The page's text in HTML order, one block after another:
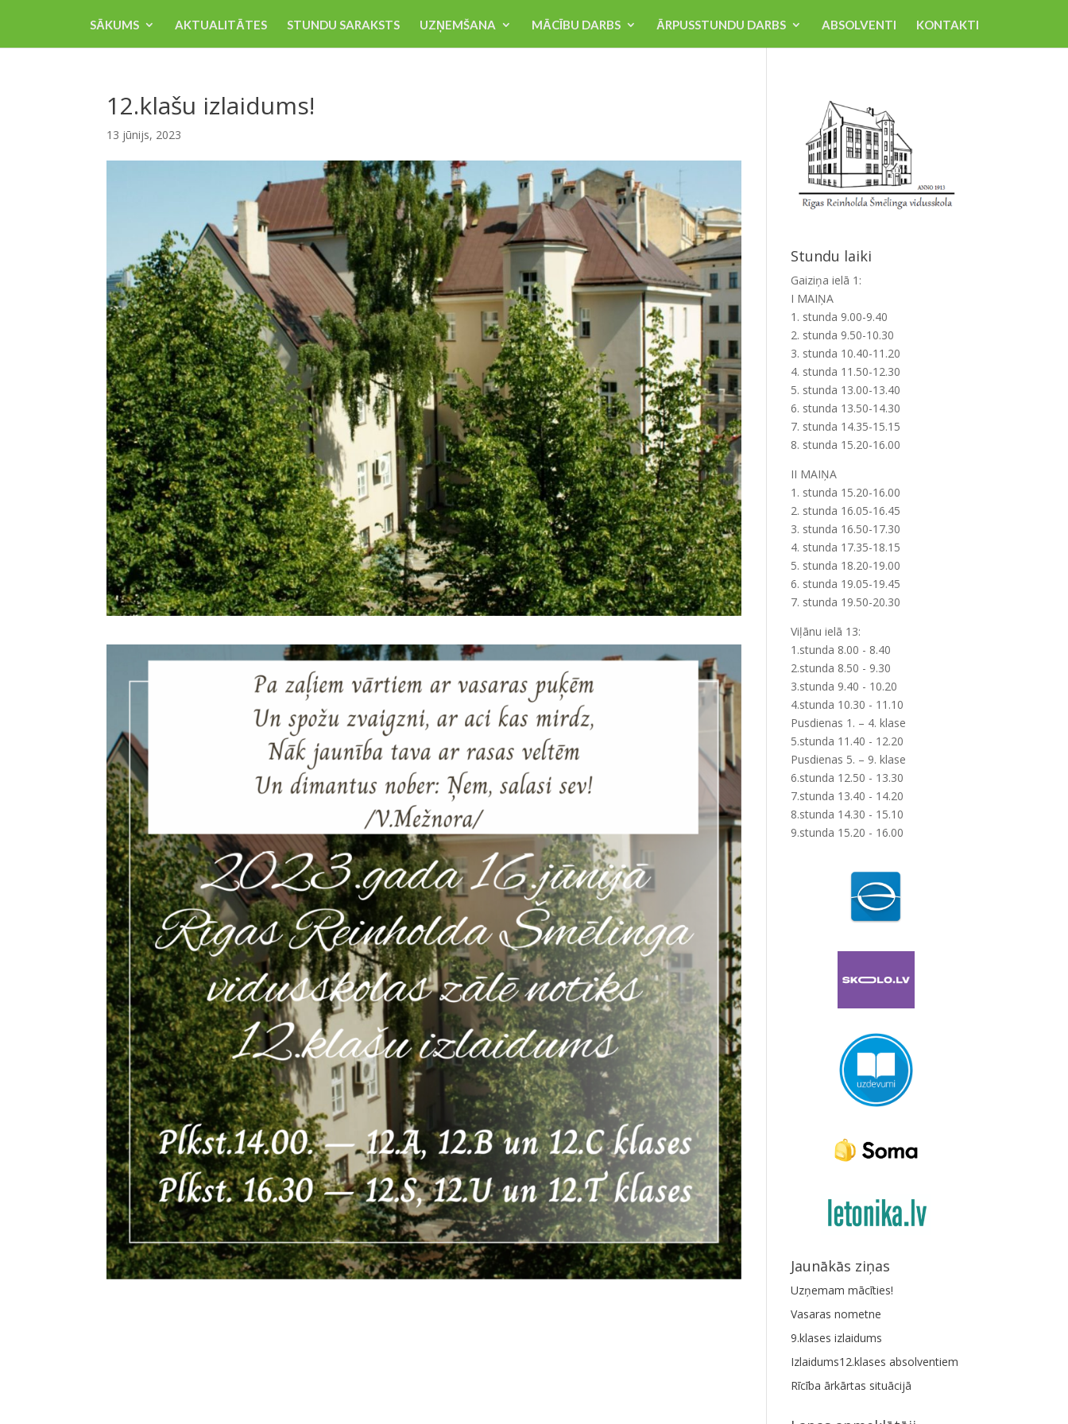
SĀKUMS AKTUALITĀTES STUNDU SARAKSTS UZŅEMŠANA MĀCĪBU DARBS ĀRPUSSTUNDU DARBS ABSOLVENTI KONTAKTI
12.klašu izlaidums!
13 jūnijs, 2023
Stundu laiki
Gaiziņa ielā 1:
I MAIŅA
1. stunda 9.00-9.40
2. stunda 9.50-10.30
3. stunda 10.40-11.20
4. stunda 11.50-12.30
5. stunda 13.00-13.40
6. stunda 13.50-14.30
7. stunda 14.35-15.15
8. stunda 15.20-16.00
II MAIŅA
1. stunda 15.20-16.00
2. stunda 16.05-16.45
3. stunda 16.50-17.30
4. stunda 17.35-18.15
5. stunda 18.20-19.00
6. stunda 19.05-19.45
7. stunda 19.50-20.30
Viļānu ielā 13:
1.stunda 8.00 - 8.40
2.stunda 8.50 - 9.30
3.stunda 9.40 - 10.20
4.stunda 10.30 - 11.10
Pusdienas 1. – 4. klase
5.stunda 11.40 - 12.20
Pusdienas 5. – 9. klase
6.stunda 12.50 - 13.30
7.stunda 13.40 - 14.20
8.stunda 14.30 - 15.10
9.stunda 15.20 - 16.00
Jaunākās ziņas
Uzņemam mācīties!
Vasaras nometne
9.klases izlaidums
Izlaidums12.klases absolventiem
Rīcība ārkārtas situācijā